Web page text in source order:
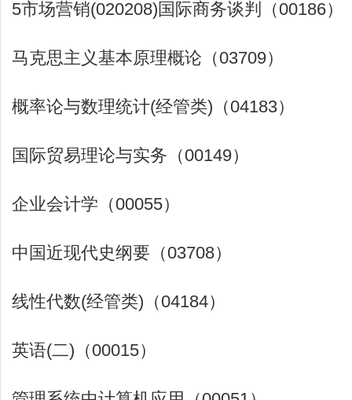
5市场营销(020208)国际商务谈判（00186）
马克思主义基本原理概论（03709）
概率论与数理统计(经管类)（04183）
国际贸易理论与实务（00149）
企业会计学（00055）
中国近现代史纲要（03708）
线性代数(经管类)（04184）
英语(二)（00015）